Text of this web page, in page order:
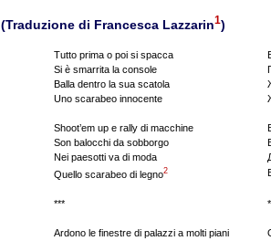
(Traduzione di Francesca Lazzarin1)
Tutto prima o poi si spacca
Si è smarrita la console
Balla dentro la sua scatola
Uno scarabeo innocente
Shoot’em up e rally di macchine
Son balocchi da sobborgo
Nei paesotti va di moda
Quello scarabeo di legno2
***
Ardono le finestre di palazzi a molti piani